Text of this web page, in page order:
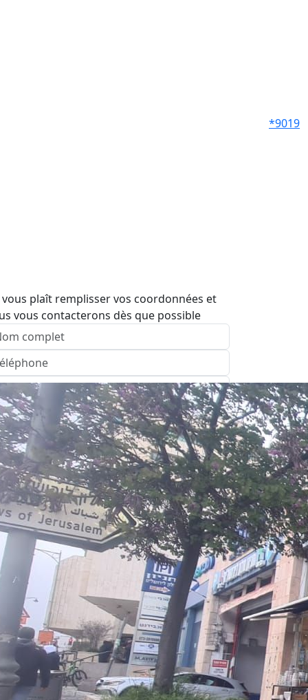
*9019
vous plaît remplisser vos coordonnées et
vous contacterons dès que possible